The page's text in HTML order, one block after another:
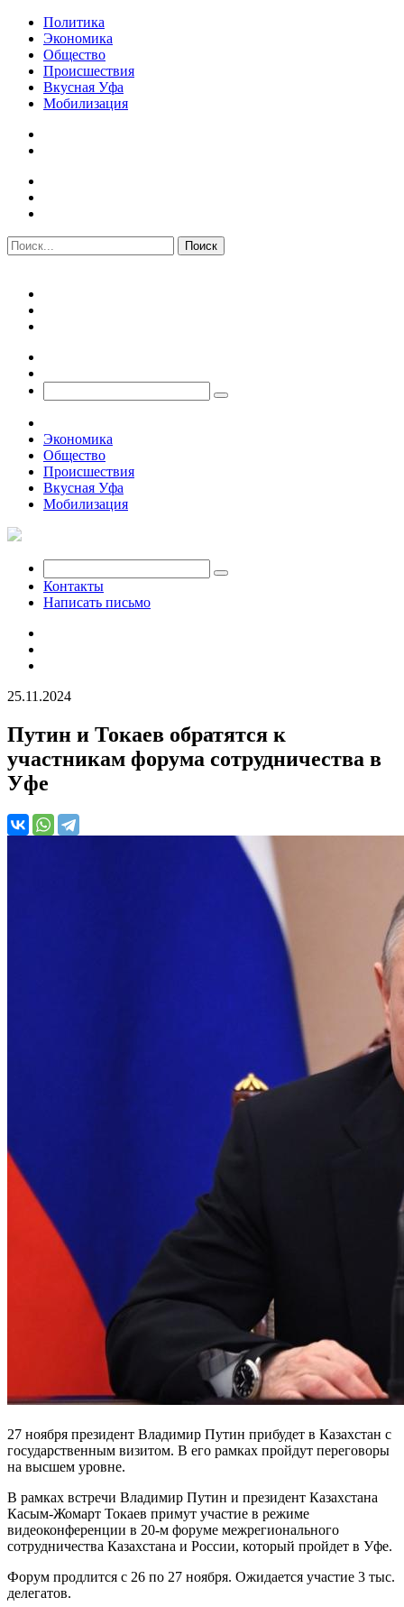
Политика
Экономика
Общество
Происшествия
Вкусная Уфа
Мобилизация
Экономика
Общество
Происшествия
Вкусная Уфа
Мобилизация
Контакты
Написать письмо
25.11.2024
Путин и Токаев обратятся к
участникам форума сотрудничества в
Уфе
27 ноября президент Владимир Путин прибудет в Казахстан с
государственным визитом. В его рамках пройдут переговоры
на высшем уровне.
В рамках встречи Владимир Путин и президент Казахстана
Касым-Жомарт Токаев примут участие в режиме
видеоконференции в 20-м форуме межрегионального
сотрудничества Казахстана и России, который пройдет в Уфе.
Форум продлится с 26 по 27 ноября. Ожидается участие 3 тыс.
делегатов.